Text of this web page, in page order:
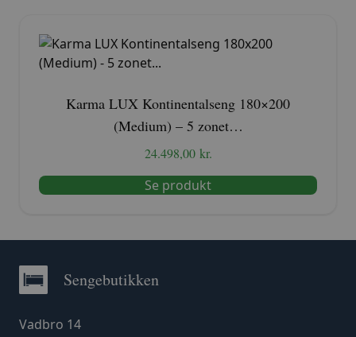
Karma LUX Kontinentalseng 180×200
(Medium) – 5 zonet…
24.498,00 kr.
Se produkt
Sengebutikken
Vadbro 14